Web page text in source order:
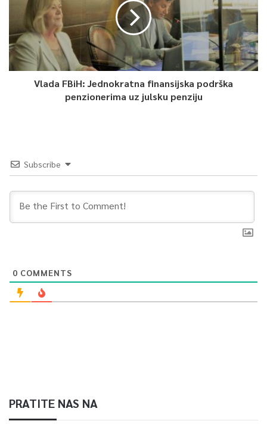
Article Rating
Vlada FBiH: Jednokratna finansijska podrška
penzionerima uz julsku penziju
Subscribe
0 COMMENTS
PRATITE NAS NA